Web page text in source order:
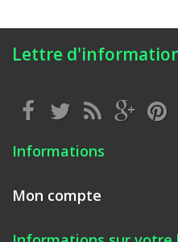
Lettre
Informations
Mon compte